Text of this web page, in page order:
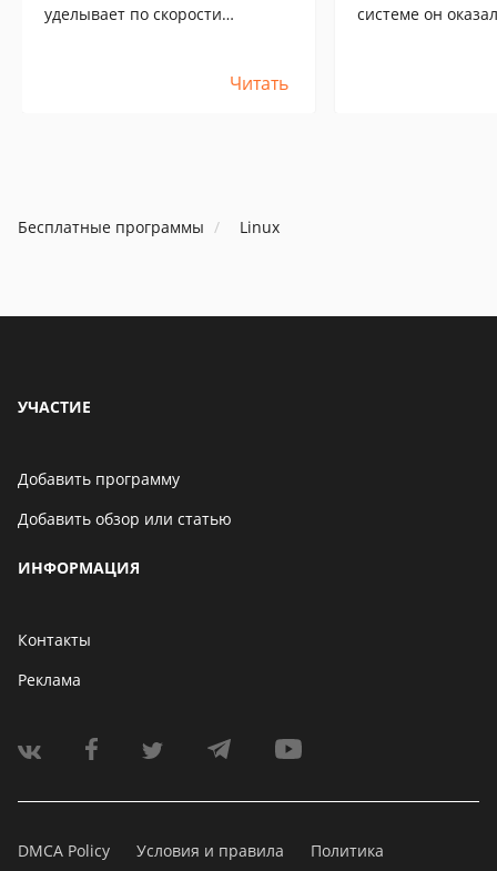
уделывает по скорости
Хромиума. Одна беда - наЧитать
системе он
Бесплатные программы Linux
УЧАСТИЕ
Добавить программу
Добавить обзор или статью
ИНФОРМАЦИЯ
Контакты
Реклама
DMCA Policy Условия и правила
Политика